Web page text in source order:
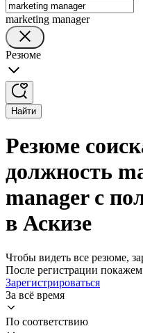
marketing manager
Резюме
Найти
Резюме
должность
manager с
в Аскизе
Чтобы видеть все резюме,
После регистрации
Зарегистрироваться
За всё время
По соответствию